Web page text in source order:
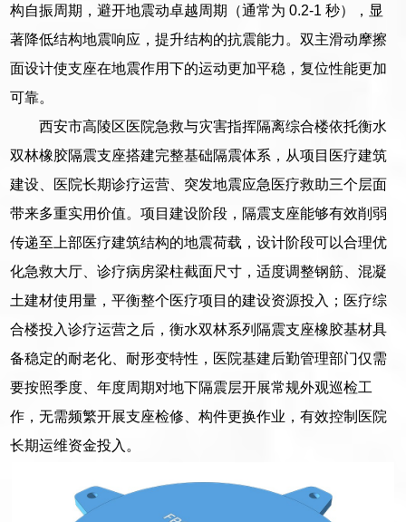
构自振周期，避开地震动卓越周期（通常为 0.2-1 秒），显
著降低结构地震响应，提升结构的抗震能力。双主滑动摩擦
面设计使支座在地震作用下的运动更加平稳，复位性能更加
可靠。
西安市高陵区医院急救与灾害指挥隔离综合楼依托衡水
双林橡胶隔震支座搭建完整基础隔震体系，从项目医疗建筑
建设、医院长期诊疗运营、突发地震应急医疗救助三个层面
带来多重实用价值。项目建设阶段，隔震支座能够有效削弱
传递至上部医疗建筑结构的地震荷载，设计阶段可以合理优
化急救大厅、诊疗病房梁柱截面尺寸，适度调整钢筋、混凝
土建材使用量，平衡整个医疗项目的建设资源投入；医疗综
合楼投入诊疗运营之后，衡水双林系列隔震支座橡胶基材具
备稳定的耐老化、耐形变特性，医院基建后勤管理部门仅需
要按照季度、年度周期对地下隔震层开展常规外观巡检工
作，无需频繁开展支座检修、构件更换作业，有效控制医院
长期运维资金投入。